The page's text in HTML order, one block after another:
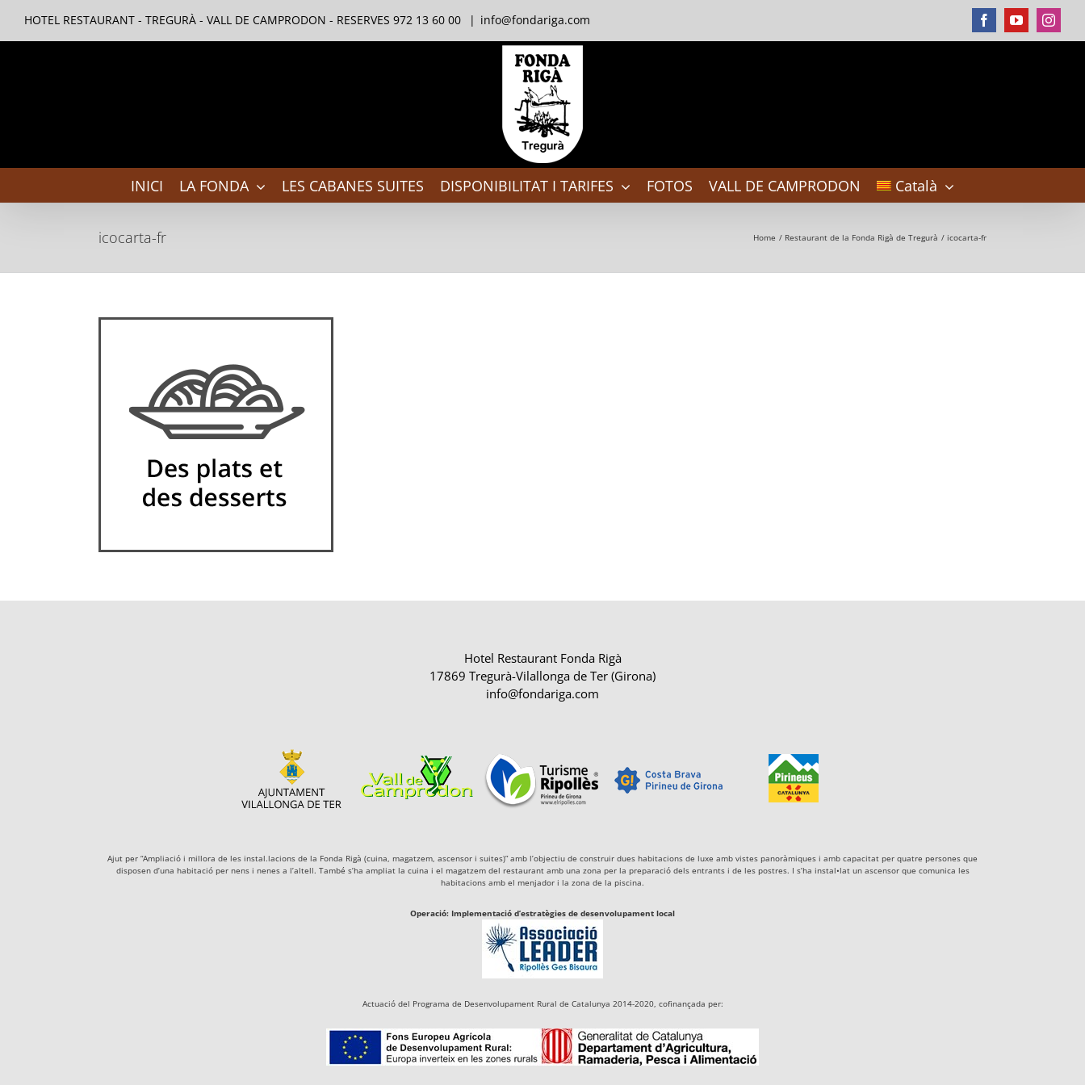
content
HOTEL RESTAURANT - TREGURÀ - VALL DE CAMPRODON - RESERVES 972 13 60 00 | info@fondariga.com FacebookYouTube
INICI LA FONDA LES CABANES SUITES DISPONIBILITAT I TARIFES FOTOS VALL DE CAMPRODON Català
icocarta-fr Home Restaurant de la Fonda Rigà de Tregurà icocarta-fr
Hotel Restaurant Fonda Rigà
17869 Tregurà-Vilallonga de Ter (Girona)
info@fondariga.com
Ajut per “Ampliació i millora de les instal.lacions de la Fonda Rigà (cuina, magatzem, ascensor i suites)” amb l’objectiu de construir dues habitacions de luxe amb vistes panoràmiques i amb capacitat per quatre persones que
disposen d’una habitació per nens i nenes a l’altell. També s’ha ampliat la cuina i el magatzem del restaurant amb una zona per la preparació dels entrants i de les postres. I s’ha instal•lat un ascensor que comunica les
habitacions amb el menjador i la zona de la piscina.
Operació: Implementació d’estratègies de desenvolupament local
Actuació del Programa de Desenvolupament Rural de Catalunya 2014-2020, cofinançada per: